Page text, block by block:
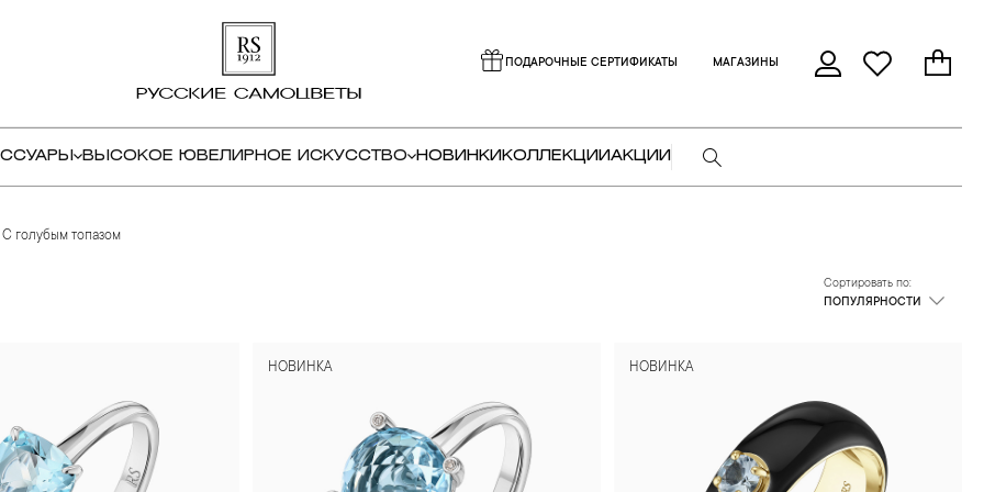
ПОДАРОЧНЫЕ СЕРТИФИКАТЫ МАГАЗИНЫ
ВЫСОКОЕ ЮВЕЛИРНОЕ ИСКУССТВО НОВИНКИ КОЛЛЕКЦИИАКЦИИ
С голубым топазом
Сортировать по:
ПОПУЛЯРНОСТИ
НОВИНКА НОВИНКА